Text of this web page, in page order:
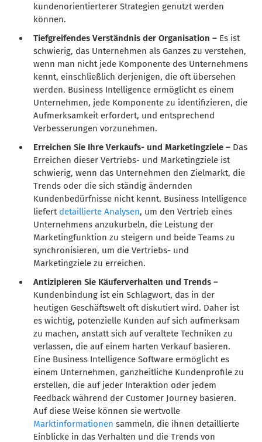
kundenorientierterer Strategien genutzt werden
können.
Tiefgreifendes Verständnis der Organisation – Es ist
schwierig, das Unternehmen als Ganzes zu verstehen,
wenn man nicht jede Komponente des Unternehmens
kennt, einschließlich derjenigen, die oft übersehen
werden. Business Intelligence ermöglicht es einem
Unternehmen, jede Komponente zu identifizieren, die
Aufmerksamkeit erfordert, und entsprechend
Verbesserungen vorzunehmen.
Erreichen Sie Ihre Verkaufs- und Marketingziele – Das
Erreichen dieser Vertriebs- und Marketingziele ist
schwierig, wenn das Unternehmen den Zielmarkt, die
Trends oder die sich ständig ändernden
Kundenbedürfnisse nicht kennt. Business Intelligence
liefert detaillierte Analysen, um den Vertrieb eines
Unternehmens anzukurbeln, die Leistung der
Marketingfunktion zu steigern und beide Teams zu
synchronisieren, um die Vertriebs- und
Marketingziele zu erreichen.
Antizipieren Sie Käuferverhalten und Trends –
Kundenbindung ist ein Schlagwort, das in der
heutigen Geschäftswelt oft diskutiert wird. Daher ist
es wichtig, potenzielle Kunden auf sich aufmerksam
zu machen, anstatt sich auf veraltete Techniken zu
verlassen, die auf einem harten Verkauf basieren.
Eine Business Intelligence Software ermöglicht es
einem Unternehmen, ganzheitliche Kundenprofile zu
erstellen, die auf jeder Interaktion oder jedem
Feedback während der Customer Journey basieren.
Auf diese Weise können sie wertvolle
Marktinformationen sammeln, die ihnen detaillierte
Einblicke in das Verhalten und die Trends von